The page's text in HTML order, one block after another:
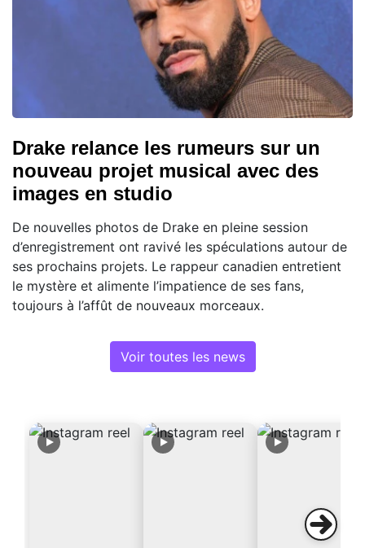
Drake relance les rumeurs sur un
nouveau projet musical avec des
images en studio
De nouvelles photos de Drake en pleine session
d’enregistrement ont ravivé les spéculations autour de
ses prochains projets. Le rappeur canadien entretient
le mystère et alimente l’impatience de ses fans,
toujours à l’affût de nouveaux morceaux.
Voir toutes les news